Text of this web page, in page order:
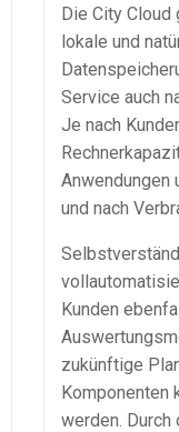
Die City Cloud
lokale und
Service auch
Je nach
Anwendungen
und nach
Kunden
zukünftige
Komponenten
werden.